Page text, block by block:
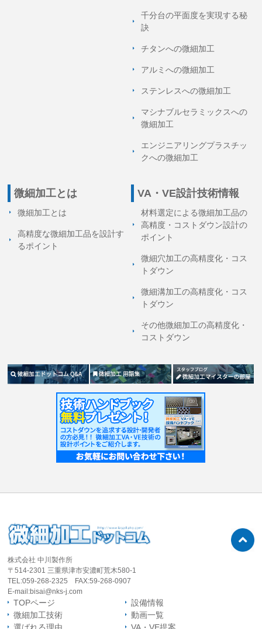
千分台の平面度を実現する秘
訣
チタンへの微細加工
アルミへの微細加工
ステンレスへの微細加工
マシナブルセラミックスへの
微細加工
エンジニアリングプラスチッ
クへの微細加工
微細加工とは
微細加工とは
高精度な微細加工品を設計す
るポイント
VA・VE設計技術情報
材料選定による微細加工品の
高精度・コストダウン設計の
ポイント
微細穴加工の高精度化・コス
トダウン
微細溝加工の高精度化・コス
トダウン
その他微細加工の高精度化・
コストダウン
株式会社 中川製作所
〒514-2301 三重県津市安濃町荒木580-1
TEL:059-268-2325
FAX:59-268-0907
E-mail:bisai@nks-j.com
TOPページ
微細加工技術
選ばれる理由
設備情報
動画一覧
VA・VE提案